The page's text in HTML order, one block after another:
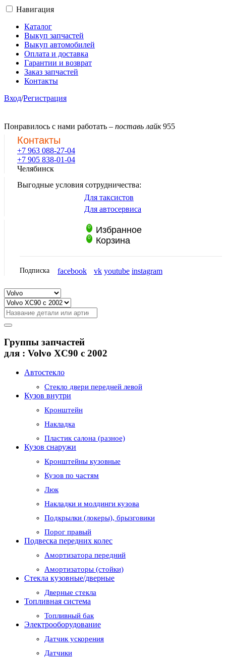
Навигация
Каталог
Выкуп запчастей
Выкуп автомобилей
Оплата и доставка
Гарантии и возврат
Заказ запчастей
Контакты
Вход/Регистрация
Понравилось с нами работать – поставь лайк 955
Контакты
+7 963 088-27-04
+7 905 838-01-04
Челябинск
Выгодные условия сотрудничества:
Для таксистов
Для автосервиса
0 Избранное
0 Корзина
Подписка facebook vk youtube instagram
Группы запчастей
для : Volvo XC90 с 2002
Автостекло
Стекло двери передней левой
Кузов внутри
Кронштейн
Накладка
Пластик салона (разное)
Кузов снаружи
Кронштейны кузовные
Кузов по частям
Люк
Накладки и молдинги кузова
Подкрылки (локеры), брызговики
Порог правый
Подвеска передних колес
Амортизатора передний
Амортизаторы (стойки)
Стекла кузовные/дверные
Дверные стекла
Топливная система
Топливный бак
Электрооборудование
Датчик ускорения
Датчики